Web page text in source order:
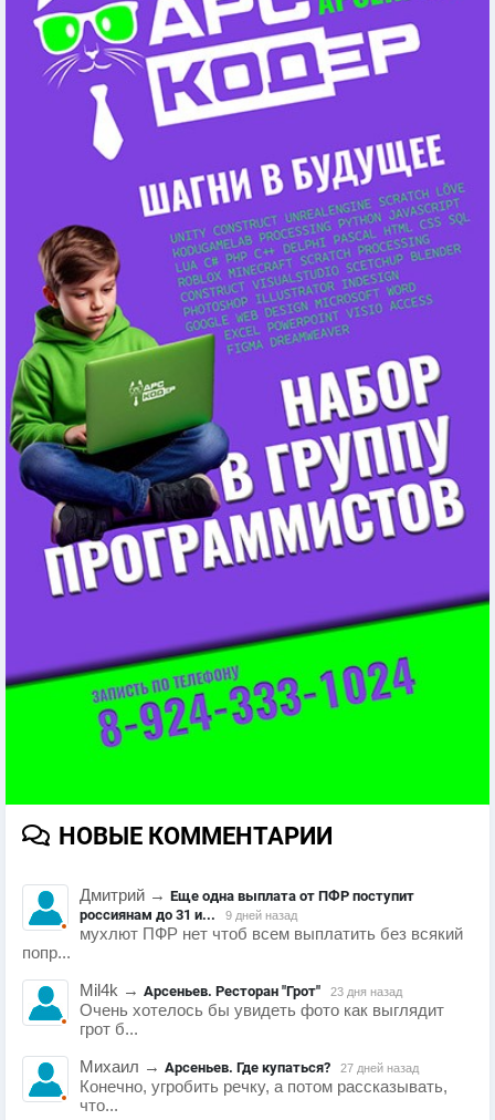
НОВЫЕ КОММЕНТАРИИ
Дмитрий → Еще одна выплата от ПФР поступит
россиянам до 31 и...
9 дней назад
мухлют ПФР нет чтоб всем выплатить без всякий
попр...
Mil4k → Арсеньев. Ресторан "Грот" 23 дня назад
Очень хотелось бы увидеть фото как выглядит
грот б...
Михаил → Арсеньев. Где купаться? 27 дней назад
Конечно, угробить речку, а потом рассказывать,
что...